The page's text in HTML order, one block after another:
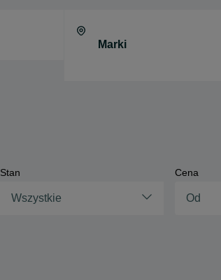
Stan
Wszystkie
Cena